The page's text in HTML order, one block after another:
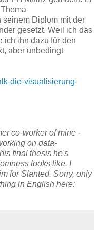
Diplom mit der
gesetzt. Weil ich das
ich ihn dazu für den
aber unbedingt
die-visualisierung-
co-worker of mine -
on data-
final thesis he's
looks like. I
for Slanted. Sorry, only
in English here: